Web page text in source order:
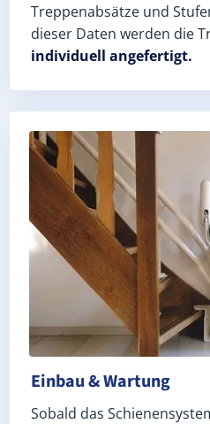
Treppenabsätze und
dieser Daten werden die
individuell angefertigt.
Schneller, sauberer
Einbau & Wartung
Sobald das